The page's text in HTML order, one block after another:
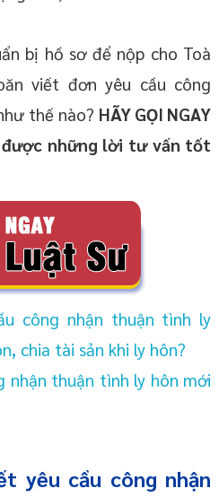
bị hồ sơ để nộp cho Toà
viết đơn yêu cầu công
thế nào? HÃY GỌI NGAY
được những lời tư vấn tốt
công nhận thuận tình ly
chia tài sản khi ly hôn?
nhận thuận tình ly hôn mới
yêu cầu công nhận